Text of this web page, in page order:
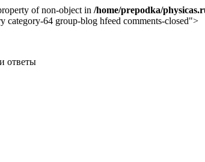
of non-object in /home/prepodka/
category-64 group-blog hfeed comments-closed">
ответы